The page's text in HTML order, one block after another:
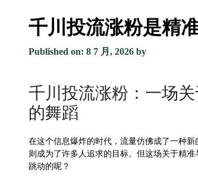
千川投流涨粉是精
Published on: 8 7 月, 2026 by
千川投流涨粉：一场
的舞蹈
在这个信息爆炸的时代，流量仿佛成了一种新
则成为了许多人追求的目标。但这场关于精
跳动的呢？